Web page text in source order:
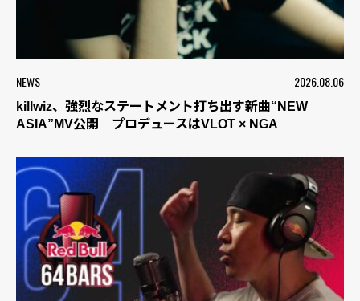
NEWS 2026.08.06
killwiz、強烈なステートメント打ち出す新曲“NEW
ASIA”MV公開 プロデュースはVLOT × NGA